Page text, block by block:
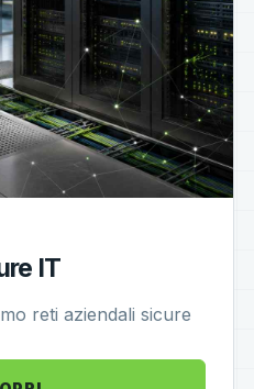
IT
reti aziendali sicure